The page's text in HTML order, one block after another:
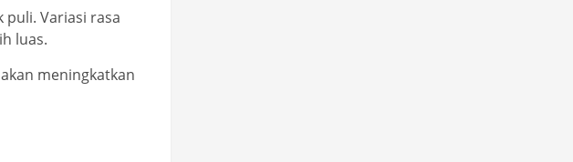
Variasi rasa
luas.
meningkatkan